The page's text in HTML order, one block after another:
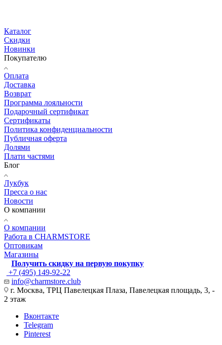
Каталог
Скидки
Новинки
Покупателю
Оплата
Доставка
Возврат
Программа лояльности
Подарочный сертификат
Сертификаты
Политика конфиденциальности
Публичная оферта
Долями
Плати частями
Блог
Лукбук
Пресса о нас
Новости
О компании
О компании
Работа в CHARMSTORE
Оптовикам
Магазины
Получить скидку на первую покупку
+7 (495) 149-92-22
info@charmstore.club
г. Москва, ТРЦ Павелецкая Плаза, Павелецкая площадь, 3, -
2 этаж
Вконтакте
Telegram
Pinterest